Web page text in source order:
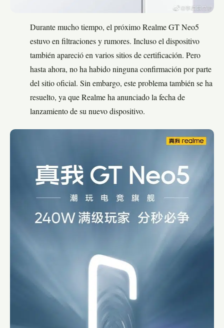
Durante mucho tiempo, el próximo Realme GT Neo5
estuvo en filtraciones y rumores. Incluso el dispositivo
también apareció en varios sitios de certificación. Pero
hasta ahora, no ha habido ninguna confirmación por parte
del sitio oficial. Sin embargo, este problema también se ha
resuelto, ya que Realme ha anunciado la fecha de
lanzamiento de su nuevo dispositivo.